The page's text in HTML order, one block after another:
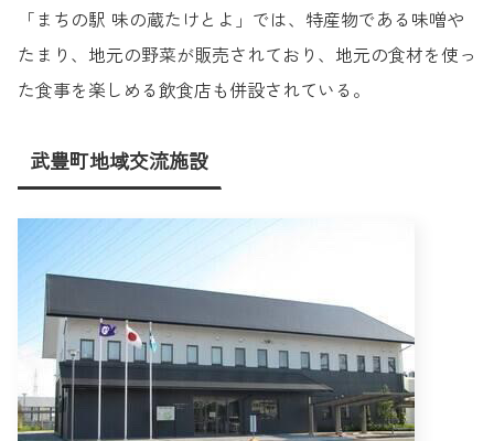
「まちの駅 味の蔵たけとよ」では、特産物である味噌や
たまり、地元の野菜が販売されており、地元の食材を使っ
た食事を楽しめる飲食店も併設されている。
武豊町地域交流施設